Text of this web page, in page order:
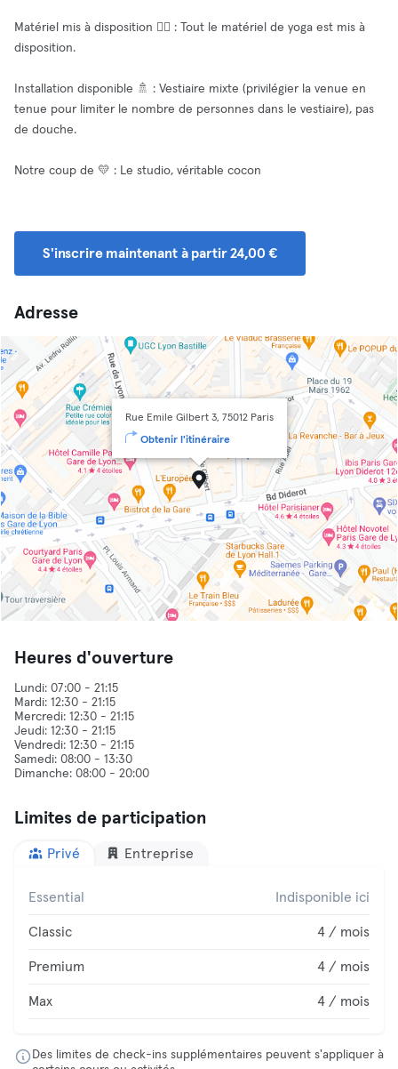
Matériel mis à disposition 🧘‍♂️ : Tout le matériel de yoga est mis à
disposition.
Installation disponible 🚿 : Vestiaire mixte (privilégier la venue en
tenue pour limiter le nombre de personnes dans le vestiaire), pas
de douche.
Notre coup de 💛 : Le studio, véritable cocon
S'inscrire maintenant à partir 24,00 €
Adresse
Rue Emile Gilbert 3, 75012 Paris
Obtenir l'itinéraire
Heures d'ouverture
Lundi: 07:00 - 21:15
Mardi: 12:30 - 21:15
Mercredi: 12:30 - 21:15
Jeudi: 12:30 - 21:15
Vendredi: 12:30 - 21:15
Samedi: 08:00 - 13:30
Limites de participation
Privé Entreprise
Essential Indisponible ici
Classic 4 / mois
Premium 4 / mois
Max 4 / mois
Des limites de check-ins supplémentaires peuvent s'appliquer à